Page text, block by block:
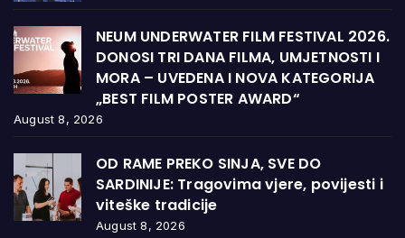
NEUM UNDERWATER FILM FESTIVAL 2026.
DONOSI TRI DANA FILMA, UMJETNOSTI I
MORA – UVEDENA I NOVA KATEGORIJA
„BEST FILM POSTER AWARD“
August 8, 2026
OD RAME PREKO SINJA, SVE DO
SARDINIJE: Tragovima vjere, povijesti i
viteške tradicije
August 8, 2026